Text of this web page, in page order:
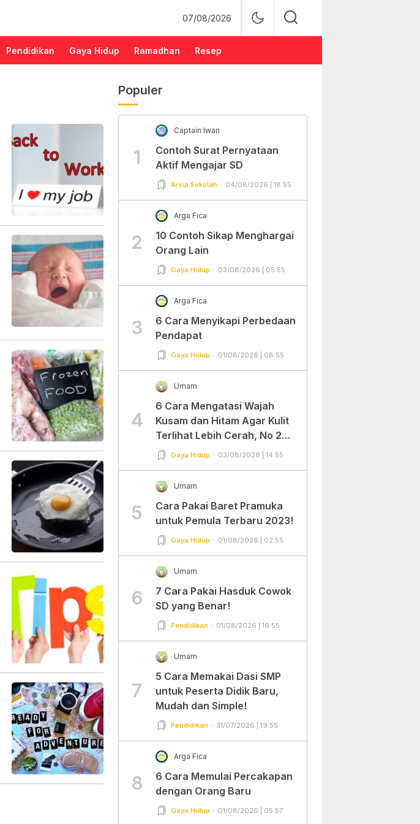
07/08/2026
Pendidikan Gaya Hidup Ramadhan Resep
Populer
1
Captain Iwan
Contoh Surat Pernyataan
Aktif Mengajar SD
Arsip Sekolah 04/08/2026 | 18:55
2
Arga Fica
10 Contoh Sikap Menghargai
Orang Lain
Gaya Hidup 03/08/2026 | 05:55
3
Arga Fica
6 Cara Menyikapi Perbedaan
Pendapat
Gaya Hidup 01/08/2026 | 06:55
4
Umam
6 Cara Mengatasi Wajah
Kusam dan Hitam Agar Kulit
Terlihat Lebih Cerah, No 2
Gampang Banget dan Mudah
Gaya Hidup 03/08/2026 | 14:55
5
Umam
Cara Pakai Baret Pramuka
untuk Pemula Terbaru 2023!
Gaya Hidup 01/08/2026 | 02:55
6
Umam
7 Cara Pakai Hasduk Cowok
SD yang Benar!
Pendidikan 01/08/2026 | 16:55
7
Umam
5 Cara Memakai Dasi SMP
untuk Peserta Didik Baru,
Mudah dan Simple!
Pendidikan 31/07/2026 | 19:55
8
Arga Fica
6 Cara Memulai Percakapan
dengan Orang Baru
Gaya Hidup 01/08/2026 | 05:57